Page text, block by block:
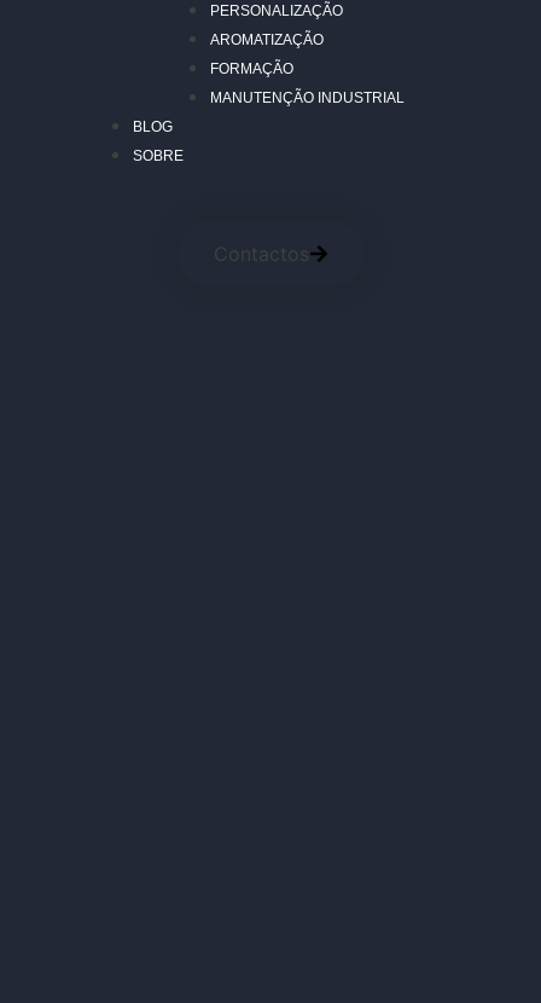
PERSONALIZAÇÃO
AROMATIZAÇÃO
FORMAÇÃO
MANUTENÇÃO INDUSTRIAL
BLOG
SOBRE
Contactos